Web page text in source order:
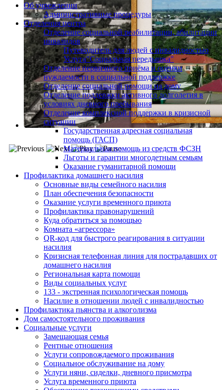
Об учреждении
Административные процедуры
Отделения центра
Отделение социальной реабилитации, абилитации
инвалидов
Путеводитель для людей с инвалидностью
Услуга"Социальная передышка"
Отделение первичного приёма и оценки
нуждаемости в социальной поддержке
Отделение социальной помощи на дому
Отделение поддержки активного долголетия в
условиях дневного пребывания
Отделение комплексной поддержки в кризисной
ситуации
Государственная адресная социальная
помощь (ГАСП)
Материальная помощь из средств ФСЗН
Льготы и гарантии многодетным семьям
Оказание гуманитарной помощи
Профилактика домашнего насилия
Основные виды семейного насилия
План обеспечения безопасности
Оказание услуги временного приюта
Профилактика правонарушений
Куда обратиться за помощью
Комната «агрессора»
QR-код для быстрого реагирования в ситуации
насилия
Кризисная телефонная линия для пострадавших от
домашнего насилия
Региональная карта помощи
Виды социальных услуг
133 - экстренная психологическая помощь
Насилие в отношении людей с инвалидностью
Профилактика пьянства и алкоголизма
Дом самостоятельного проживания
Социальные услуги
Замещающая семья
Рентные отношения
Услуги сопровождаемого проживания
Социальное обслуживание на дому
Услуги няни, сиделки, дневного присмотра
Услуга временного приюта